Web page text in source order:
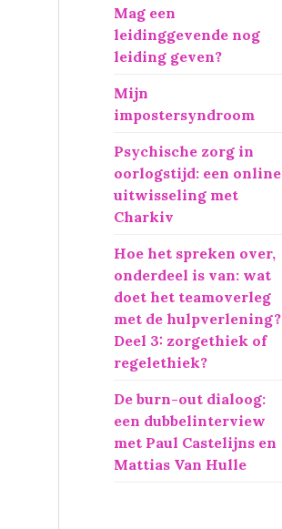
r
:
Mag een
leidinggevende nog
leiding geven?
Mijn
impostersyndroom
Psychische zorg in
oorlogstijd: een online
uitwisseling met
Charkiv
Hoe het spreken over,
onderdeel is van: wat
doet het teamoverleg
met de hulpverlening?
Deel 3: zorgethiek of
regelethiek?
De burn-out dialoog:
een dubbelinterview
met Paul Castelijns en
Mattias Van Hulle